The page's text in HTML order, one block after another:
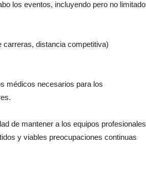
los eventos, incluyendo pero no limitado
carreras, distancia competitiva)
médicos necesarios para los
de mantener a los equipos profesionales
y viables preocupaciones continuas